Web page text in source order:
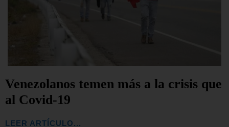
Venezolanos temen más a la crisis que
al Covid-19
LEER ARTÍCULO...